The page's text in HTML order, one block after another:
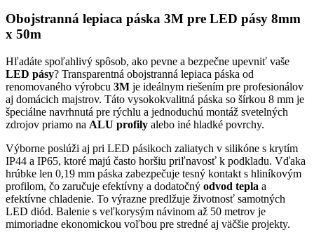
Obojstranná lepiaca páska 3M pre LED pásy 8mm
x 50m
Hľadáte spoľahlivý spôsob, ako pevne a bezpečne upevniť vaše
LED pásy? Transparentná obojstranná lepiaca páska od
renomovaného výrobcu 3M je ideálnym riešením pre profesionálov
aj domácich majstrov. Táto vysokokvalitná páska so šírkou 8 mm je
špeciálne navrhnutá pre rýchlu a jednoduchú montáž svetelných
zdrojov priamo na ALU profily alebo iné hladké povrchy.
Výborne poslúži aj pri LED pásikoch zaliatych v silikóne s krytím
IP44 a IP65, ktoré majú často horšiu priľnavosť k podkladu. Vďaka
hrúbke len 0,19 mm páska zabezpečuje tesný kontakt s hliníkovým
profilom, čo zaručuje efektívny a dodatočný odvod tepla a
efektívne chladenie. To výrazne predlžuje životnosť samotných
LED diód. Balenie s veľkorysým návinom až 50 metrov je
mimoriadne ekonomickou voľbou pre stredné aj väčšie projekty.